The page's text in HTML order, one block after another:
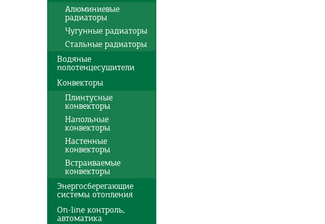
Алюминиевые
радиаторы
Чугунные радиаторы
Стальные радиаторы
Водяные
полотенцесушители
Конвекторы
Плинтусные
конвекторы
Напольные
конвекторы
Настенные
конвекторы
Встраиваемые
конвекторы
Энергосберегающие
системы отопления
On-line контроль,
автоматика